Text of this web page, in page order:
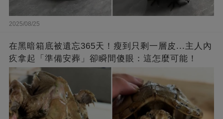
2025/08/25
在黑暗箱底被遺忘365天！瘦到只剩一層皮...主人內
疚拿起「準備安葬」卻瞬間傻眼：這怎麼可能！